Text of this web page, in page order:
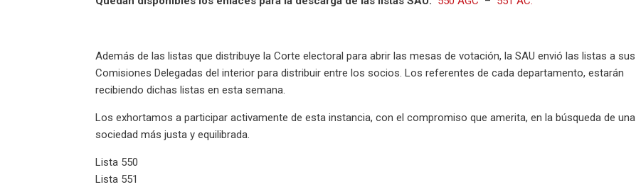
Además de las listas que distribuye la Corte electoral para abrir las mesas de votación, la SAU envió las listas a sus
Comisiones Delegadas del interior para distribuir entre los socios. Los referentes de cada departamento, estarán
recibiendo dichas listas en esta semana.
Los exhortamos a participar activamente de esta instancia, con el compromiso que amerita, en la búsqueda de una
sociedad más justa y equilibrada.
Lista 550
Lista 551